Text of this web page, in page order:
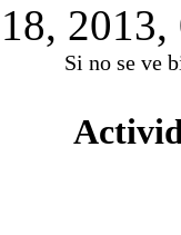
Si no se ve